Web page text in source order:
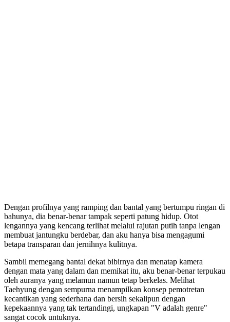
Dengan profilnya yang ramping dan bantal yang bertumpu ringan di
bahunya, dia benar-benar tampak seperti patung hidup. Otot
lengannya yang kencang terlihat melalui rajutan putih tanpa lengan
membuat jantungku berdebar, dan aku hanya bisa mengagumi
betapa transparan dan jernihnya kulitnya.
Sambil memegang bantal dekat bibirnya dan menatap kamera
dengan mata yang dalam dan memikat itu, aku benar-benar terpukau
oleh auranya yang melamun namun tetap berkelas. Melihat
Taehyung dengan sempurna menampilkan konsep pemotretan
kecantikan yang sederhana dan bersih sekalipun dengan
kepekaannya yang tak tertandingi, ungkapan "V adalah genre"
sangat cocok untuknya.